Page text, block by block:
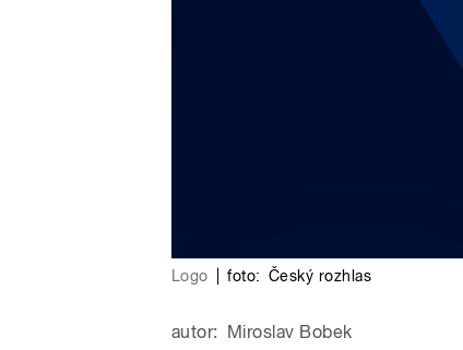
Logo foto: Český rozhlas
autor: Miroslav Bobek